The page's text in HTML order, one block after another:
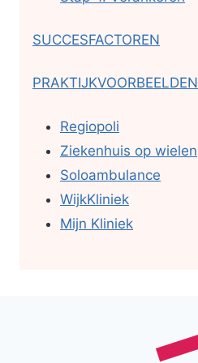
SUCCESFACTOREN
PRAKTIJKVOORBEELDEN
Regiopoli
Ziekenhuis op wielen
Soloambulance
WijkKliniek
Mijn Kliniek